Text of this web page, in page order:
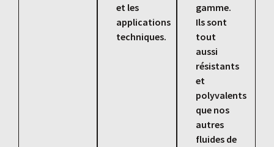
et les
applications
techniques.
gamme.
Ils sont
tout
aussi
résistants
et
polyvalents
que nos
autres
fluides de